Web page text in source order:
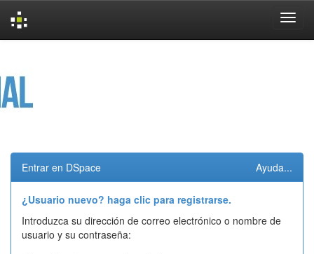
Entrar en DSpace Ayuda...
¿Usuario nuevo? haga clic para registrarse.
Introduzca su dirección de correo electrónico o nombre de
usuario y su contraseña: